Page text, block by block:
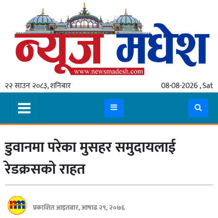
२२ साउन २०८३, शनिबार 08-08-2026 , Sat
गृहपृष्ठ
स्थानीय
प्रदेश
मधेश
प्रदेश
लुम्बिनी
गण्डकी
डुवानमा परेका मुसहर समुदायलाई
रेडक्रसको राहत
प्रकाशित आइतबार, आषाढ २९, २०७६